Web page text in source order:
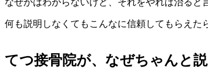
何も説明しなくてもこんなに信頼してもらえた
てつ接骨院が、なぜちゃんと説